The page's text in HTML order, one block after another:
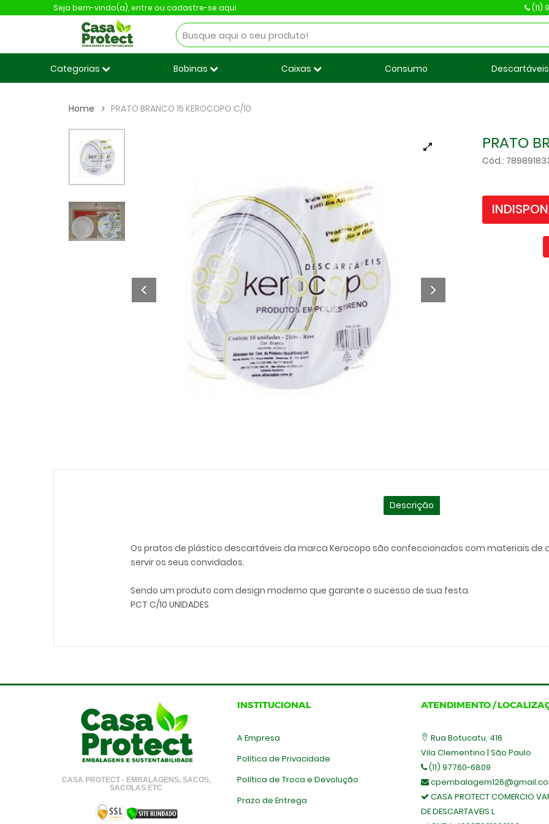
Seja bem-vindo(a), entre ou cadastre-se aqui (11)
Categorias Bobinas Caixas Consumo Descartáveis
Home PRATO BRANCO 15 KEROCOPO C/10
PRATO
Cód.:
Descrição
Os pratos de plástico descartáveis da marca Kerocopo são confeccionados com materiais de
servir os seus convidados.
Sendo um produto com design moderno que garante o sucesso de sua festa.
PCT C/10 UNIDADES
CASA PROTECT - EMBALAGENS, SACOS,
SACOLAS ETC
INSTITUCIONAL
A Empresa
Política de Privacidade
Política de Troca e Devolução
Prazo de Entrega
ATENDIMENTO /
Rua Botucatu, 416
Vila Clementino | São Paulo
(11) 97760-6809
CASA PROTECT COMERCIO
DE DESCARTAVEIS L